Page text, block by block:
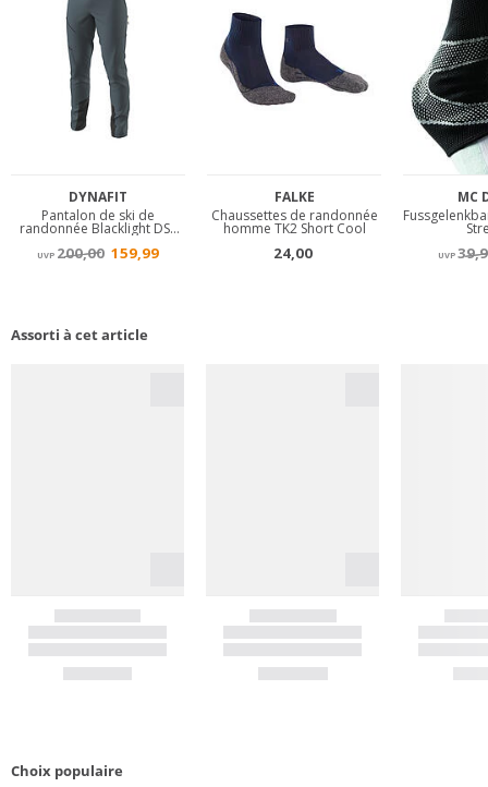
Assorti à cet article
Choix populaire